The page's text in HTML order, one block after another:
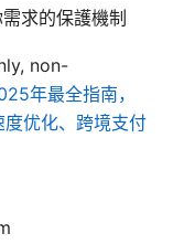
求的保護機制
non-
年最全指南，
优化、跨境支付